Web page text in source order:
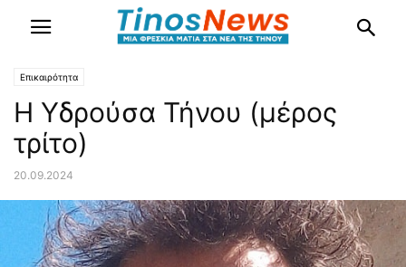
Επικαιρότητα
Η Υδρούσα Τήνου (μέρος
τρίτο)
20.09.2024